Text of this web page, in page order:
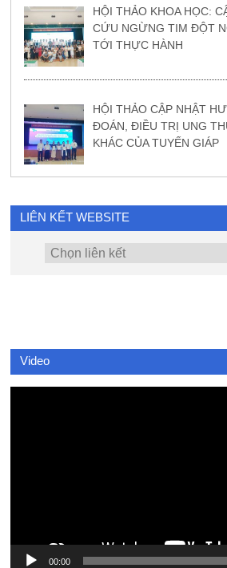
HỘI THẢO KHOA HỌC:
CỨU NGỪNG TIM ĐỘT
TỚI THỰC HÀNH
HỘI THẢO CẬP NHẬT
ĐOÁN, ĐIỀU TRỊ UNG
KHÁC CỦA TUYẾN GIÁP
LIÊN KẾT WEBSITE
Video
00:00